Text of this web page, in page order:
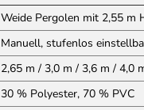
Weide Pergolen mit 2,55 m
Manuell, stufenlos
2,65 m / 3,0 m / 3,6 m / 4,0
30 % Polyester, 70 % PVC